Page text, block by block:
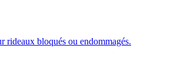
rideaux bloqués ou endommagés.